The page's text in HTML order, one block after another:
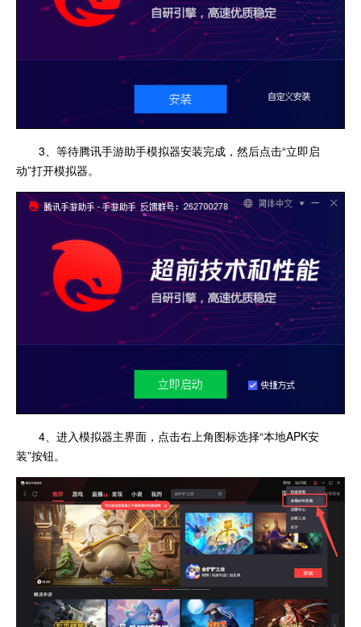
3、等待腾讯手游助手模拟器安装完成，然后点击“立即启
动”打开模拟器。
4、进入模拟器主界面，点击右上角图标选择“本地APK安
装”按钮。